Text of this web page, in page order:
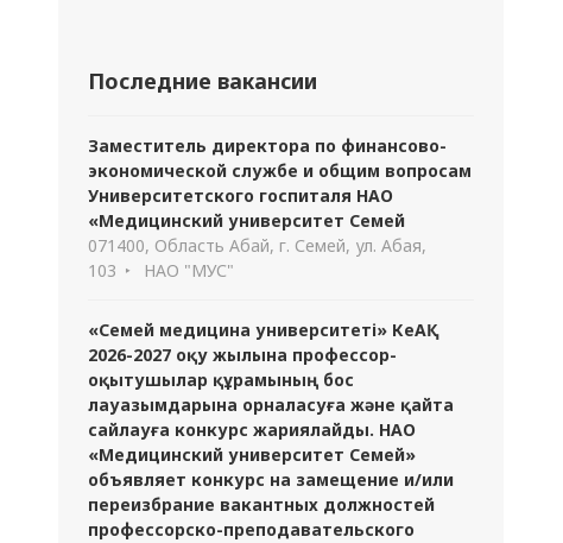
Последние вакансии
Заместитель директора по финансово-
экономической службе и общим вопросам
Университетского госпиталя НАО
«Медицинский университет Семей
071400, Область Абай, г. Семей, ул. Абая,
103
НАО "МУС"
«Семей медицина университеті» КеАҚ
2026-2027 оқу жылына профессор-
оқытушылар құрамының бос
лауазымдарына орналасуға және қайта
сайлауға конкурс жариялайды. НАО
«Медицинский университет Семей»
объявляет конкурс на замещение и/или
переизбрание вакантных должностей
профессорско-преподавательского